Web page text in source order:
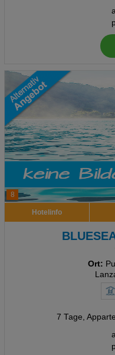
8
Hotelinfo
Ort:
7 Tage,